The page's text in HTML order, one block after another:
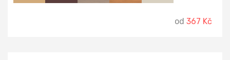
od 367 Kč